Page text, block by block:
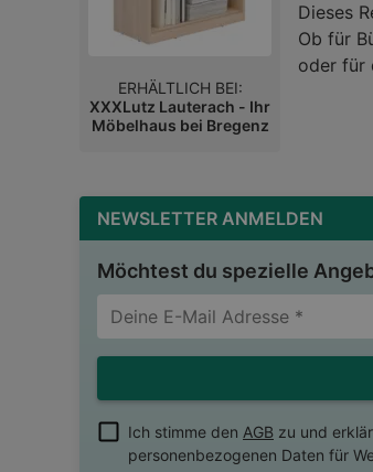
Dieses
Ob für
oder für
das ca.
in
ERHÄLTLICH BEI:
XXXLutz Lauterach - Ihr
Möbelhaus bei Bregenz
NEWSLETTER ANMELDEN
Möchtest du spezielle
Ich stimme den AGB zu und
personenbezogenen Daten für